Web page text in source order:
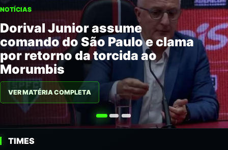
NOTÍCIAS
Dorival Junior assume
comando do São Paulo e clama
por retorno da torcida ao
Morumbis
VER MATÉRIA COMPLETA
TIMES